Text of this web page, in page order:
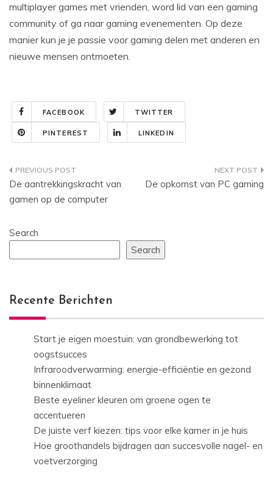
multiplayer games met vrienden, word lid van een gaming
community of ga naar gaming evenementen. Op deze
manier kun je je passie voor gaming delen met anderen en
nieuwe mensen ontmoeten.
FACEBOOK TWITTER
PINTEREST LINKEDIN
Post
navigation
De aantrekkingskracht van
gamen op de computer
De opkomst van PC gaming
Search
Search
Recente Berichten
Start je eigen moestuin: van grondbewerking tot
oogstsucces
Infraroodverwarming: energie-efficiëntie en gezond
binnenklimaat
Beste eyeliner kleuren om groene ogen te
accentueren
De juiste verf kiezen: tips voor elke kamer in je huis
Hoe groothandels bijdragen aan succesvolle nagel- en
voetverzorging